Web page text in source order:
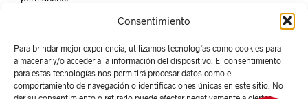
Consentimiento
Para brindar mejor experiencia, utilizamos tecnologías como cookies para
almacenar y/o acceder a la información del dispositivo. El consentimiento
para estas tecnologías nos permitirá procesar datos como el
comportamiento de navegación o identificaciones únicas en este sitio. No